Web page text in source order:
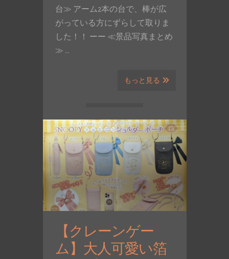
台≫ アーム2本の台で、棒が広
がっている方にずらして取りま
した！！ ーー ≪景品写真まとめ
≫ …
もっと見る
【クレーンゲー
ム】大人可愛い箔